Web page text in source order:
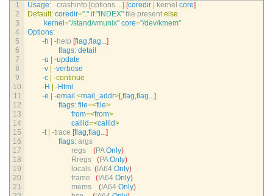
1
2
3
4
5
6
7
8
9
10
11
12
13
14
15
16
17
18
19
20
21
Usage: crashinfo [options ...] [coredir kernel core]
Default: coredir="." if "INDEX" file present else
kernel ="/stand/vmunix" core="/dev/kmem"
Options:
-h -help [flag,flag...]
flags: detail
-u -update
-v -verbose
-c -continue
-H -Html
-e -email <mail_addr>[,flag,flag...]
flags: file=<file>
from=<from>
callid=<callid>
-t -trace [flag,flag...]
flags: args
regs
(PA Only)
Rregs
(PA Only)
locals ( IA64 Only)
frame
( IA64 Only)
mems
( IA64 Only)